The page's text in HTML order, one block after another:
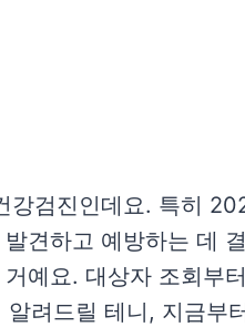
검진인데요. 특히
견하고 예방하는 데
예요. 대상자 조회부
려드릴 테니, 지금부